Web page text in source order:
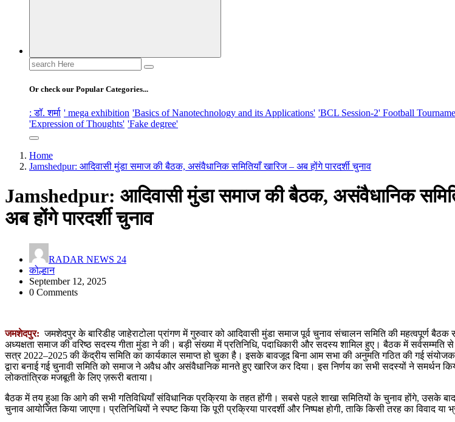
Search
for:
Or check our Popular Categories...
: डॉ. शर्मा ' mega exhibition 'Basics of Nanotechnology and its Applications' 'BCL Session-2' Football
'Expression of Thoughts' 'Fake degree'
Home
Jamshedpur: आदिवासी मुंडा समाज की बैठक, असंवैधानिक समितियाँ खारिज – अब होंगे पारदर्शी चुनाव
Jamshedpur: आदिवासी मुंडा समाज की बैठक, असंवैधानिक
अब होंगे पारदर्शी चुनाव
RADAR NEWS 24
कोल्हान
September 12, 2025
0 Comments
जमशेदपुर: जमशेदपुर के बारिडीह जाहेराटोला प्रांगण में गुरुवार को आदिवासी मुंडा समाज पूर्व चुनाव संचालन समिति की महत्वपूर्ण
अध्यक्षता समाज की वरिष्ठ सदस्य गीता मुंडा ने की। बड़ी संख्या में प्रतिनिधि, पदाधिकारी और सदस्य शामिल हुए। बैठक में सर्वसम्मति से
सत्र 2022–2025 की केंद्रीय समिति का कार्यकाल समाप्त हो चुका है। इसके बावजूद बिना आम सभा की अनुमति गठित की गई
द्वारा बनाई गई चुनावी समिति को समाज ने अवैध और असंवैधानिक मानते हुए खारिज कर दिया। इस निर्णय का सभी सदस्यों ने समर्थन
लोकतांत्रिक मजबूती के लिए ज़रूरी बताया।
बैठक में तय हुआ कि आगे की सभी गतिविधियाँ संविधानिक प्रक्रिया के तहत होंगी। सबसे पहले शाखा समितियों के चुनाव होंगे, उसके
चुनाव आयोजित किया जाएगा। प्रतिनिधियों ने स्पष्ट किया कि पूरी प्रक्रिया पारदर्शी और निष्पक्ष होगी, ताकि किसी तरह का विवाद या